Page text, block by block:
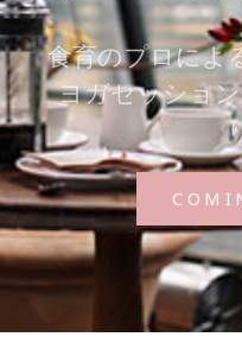
食育のプロによ
ヨガセッショ